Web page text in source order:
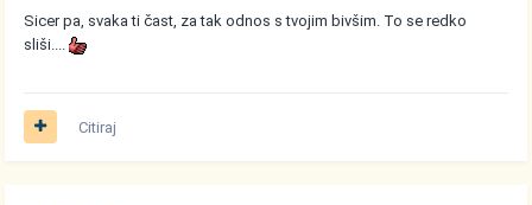
Sicer pa, svaka ti čast, za tak odnos s tvojim bivšim. To se redko
sliši....
Citiraj